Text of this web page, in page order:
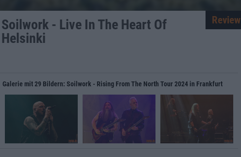
Soilwork - Live In The Heart Of
Helsinki
Review
Galerie mit 29 Bildern: Soilwork - Rising From The North Tour 2024 in Frankfurt